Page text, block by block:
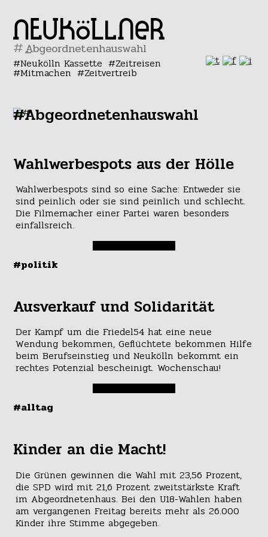
#
Neukölln Kassette Zeitreisen
Mitmachen Zeitvertreib
#Abgeordnetenhauswahl
Wahlwerbespots aus der Hölle
Wahlwerbespots sind so eine Sache: Entweder sie
sind peinlich oder sie sind peinlich und schlecht.
Die Filmemacher einer Partei waren besonders
einfallsreich.
#politik
Ausverkauf und Solidarität
Der Kampf um die Friedel54 hat eine neue
Wendung bekommen, Geflüchtete bekommen Hilfe
beim Berufseinstieg und Neukölln bekommt ein
rechtes Potenzial bescheinigt. Wochenschau!
#alltag
Kinder an die Macht!
Die Grünen gewinnen die Wahl mit 23,56 Prozent,
die SPD wird mit 21,6 Prozent zweitstärkste Kraft
im Abgeordnetenhaus. Bei den U18-Wahlen haben
am vergangenen Freitag bereits mehr als 26.000
Kinder ihre Stimme abgegeben.